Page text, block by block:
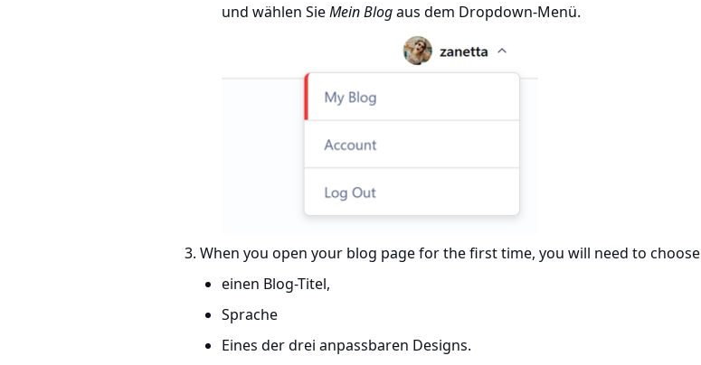
und wählen SieMein Blogaus dem Dropdown-Menü.
When you open your blog page for the first time, you will need to choose
einen Blog-Titel,
Sprache
Eines der drei anpassbaren Designs.